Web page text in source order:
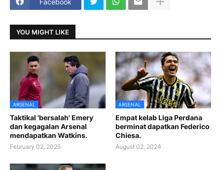
YOU MIGHT LIKE
ARSENAL
Taktikal 'bersalah' Emery
dan kegagalan Arsenal
mendapatkan Watkins.
February 02, 2025
ARSENAL
Empat kelab Liga Perdana
berminat dapatkan Federico
Chiesa.
August 02, 2024